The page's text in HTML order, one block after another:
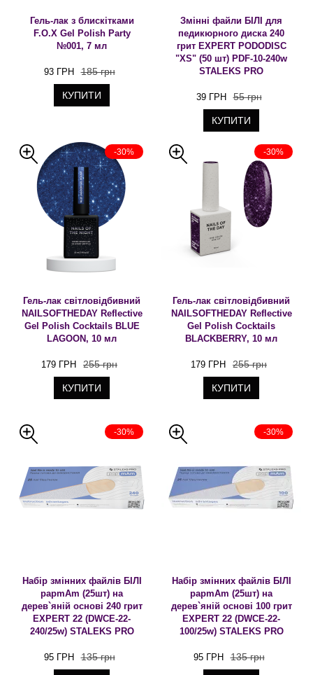
Гель-лак з блискітками
F.O.X Gel Polish Party
№001, 7 мл
93 ГРН 185 грн
КУПИТИ
Змінні файли БІЛІ для
педикюрного диска 240
грит EXPERT PODODISC
"XS" (50 шт) PDF-10-240w
STALEKS PRO
39 ГРН 55 грн
КУПИТИ
-30%
Гель-лак світловідбивний
NAILSOFTHEDAY Reflective
Gel Polish Cocktails BLUE
LAGOON, 10 мл
179 ГРН 255 грн
КУПИТИ
-30%
Гель-лак світловідбивний
NAILSOFTHEDAY Reflective
Gel Polish Cocktails
BLACKBERRY, 10 мл
179 ГРН 255 грн
КУПИТИ
-30%
Набір змінних файлів БІЛІ
papmAm (25шт) на
дерев`яній основі 240 грит
EXPERT 22 (DWCE-22-
240/25w) STALEKS PRO
95 ГРН 135 грн
-30%
Набір змінних файлів БІЛІ
papmAm (25шт) на
дерев`яній основі 100 грит
EXPERT 22 (DWCE-22-
100/25w) STALEKS PRO
95 ГРН 135 грн